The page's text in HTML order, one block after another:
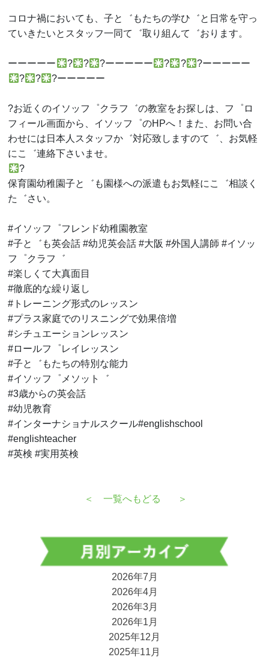
コロナ禍においても、子と゛もたちの学ひ゛と日常を守っ
ていきたいとスタッフ一同て゛取り組んて゛おります。
ーーーーー ? ? ?ーーーーー ? ?
?ーーーーー
?
? ?ーーーーー
?お近くのイソッフ゜クラフ゛の教室をお探しは、フ゜ロ
フィール画面から、イソッフ゜のHPへ！また、お問い合
わせには日本人スタッフか゛対応致しますのて゛、お気軽
にこ゛連絡下さいませ。
?
保育園幼稚園子と゛も園様への派遣もお気軽にこ゛相談く
た゛さい。
#イソッフ゜フレンド幼稚園教室
#子と゛も英会話 #幼児英会話 #大阪 #外国人講師 #イソッ
フ゜クラフ゛
#楽しくて大真面目
#徹底的な繰り返し
#トレーニング形式のレッスン
#プラス家庭でのリスニングで効果倍増
#シチュエーションレッスン
#ロールフ゜レイレッスン
#子と゛もたちの特別な能力
#イソッフ゜メソット゛
#3歳からの英会話
#幼児教育
#インターナショナルスクール#englishschool
#englishteacher
#英検 #実用英検
＜ 一覧へもどる ＞
2026年7月
2026年4月
2026年3月
2026年1月
2025年12月
2025年11月